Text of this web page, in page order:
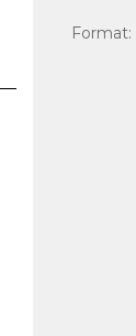
Format: